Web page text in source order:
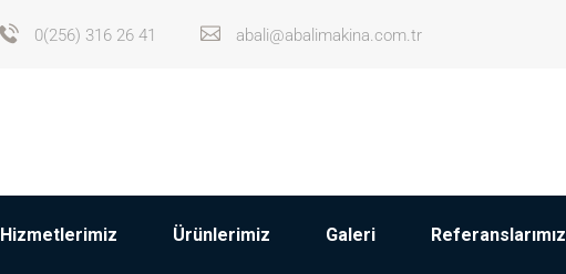
0(256) 316 26 41 abali@abalimakina.com.tr
Hizmetlerimiz Ürünlerimiz Galeri Referanslarımız